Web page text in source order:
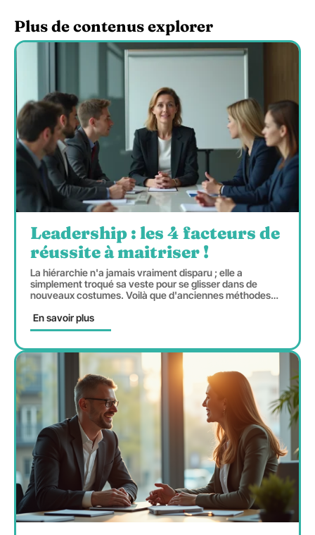
Plus de contenus explorer
Leadership : les 4 facteurs de
réussite à maitriser !
La hiérarchie n'a jamais vraiment disparu ; elle a
simplement troqué sa veste pour se glisser dans de
nouveaux costumes. Voilà que d'anciennes méthodes…
En savoir plus